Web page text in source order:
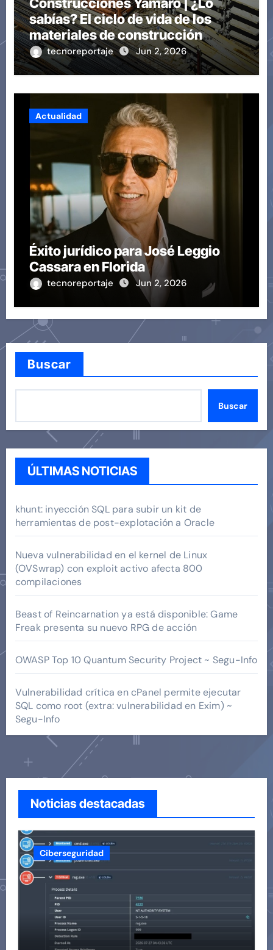
sabías? El ciclo de vida de los
materiales de construcción
revoluciona eficiencia en
proyectos modernos
tecnoreportaje Jun 2, 2026
Actualidad
Éxito jurídico para José Leggio
Cassara en Florida
tecnoreportaje Jun 2, 2026
Buscar
Buscar
ÚLTIMAS NOTICIAS
khunt: inyección SQL para subir un kit de
herramientas de post-explotación a Oracle
Nueva vulnerabilidad en el kernel de Linux
(OVSwrap) con exploit activo afecta 800
compilaciones
Beast of Reincarnation ya está disponible: Game
Freak presenta su nuevo RPG de acción
OWASP Top 10 Quantum Security Project ~ Segu-Info
Vulnerabilidad crítica en cPanel permite ejecutar
SQL como root (extra: vulnerabilidad en Exim) ~
Segu-Info
Noticias destacadas
Ciberseguridad